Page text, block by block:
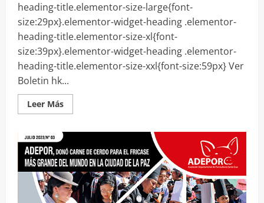
heading-title.elementor-size-large{font-
size:29px}.elementor-widget-heading .elementor-
heading-title.elementor-size-xl{font-
size:39px}.elementor-widget-heading .elementor-
heading-title.elementor-size-xxl{font-size:59px} Ver
Boletin hk...
Leer MásLeer
más
Boletín
2023